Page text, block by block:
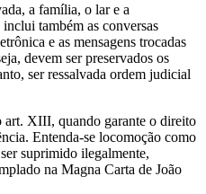
a família, o lar e a
também as conversas
e as mensagens trocadas
devem ser preservados os
ser ressalvada ordem judicial
art. XIII, quando garante o direito
Entenda-se locomoção como
suprimido ilegalmente,
na Magna Carta de João